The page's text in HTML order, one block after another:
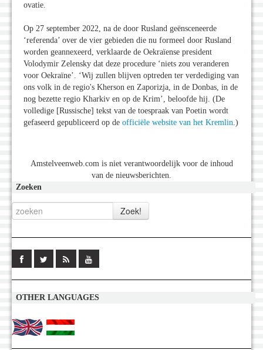
ovatie.
Op 27 september 2022, na de door Rusland geënsceneerde
‘referenda’ over de vier gebieden die nu formeel door Rusland
worden geannexeerd, verklaarde de Oekraïense president
Volodymir Zelensky dat deze procedure ‘niets zou veranderen
voor Oekraïne’. ‘Wij zullen blijven optreden ter verdediging van
ons volk in de regio's Kherson en Zaporizja, in de Donbas, in de
nog bezette regio Kharkiv en op de Krim’, beloofde hij. (De
volledige [Russische] tekst van de toespraak van Poetin wordt
gefaseerd gepubliceerd op de officiële website van het Kremlin.)
Amstelveenweb.com is niet verantwoordelijk voor de inhoud
van de nieuwsberichten.
Zoeken
OTHER LANGUAGES